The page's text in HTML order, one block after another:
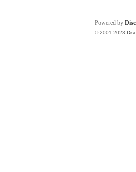
Powered by
© 2001-2023